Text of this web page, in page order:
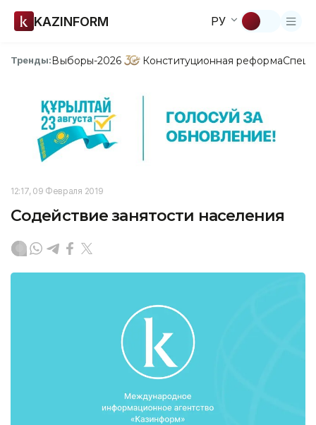
KAZINFORM РУ
Тренды:Выборы-2026 Конституционная реформа
12:17, 09 Февраля 2019
Содействие занятости населения